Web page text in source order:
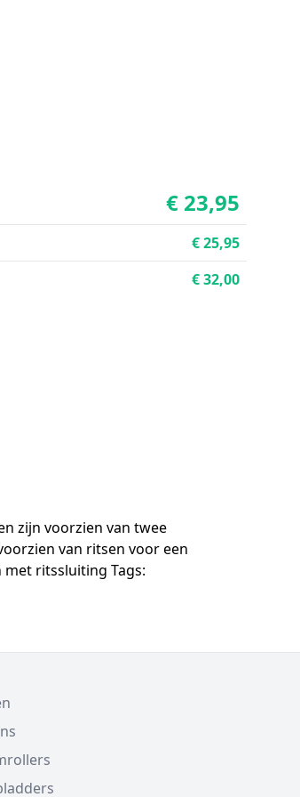
€ 23,95
€ 25,95
€ 32,00
zijn voorzien van twee
van ritsen voor een
ritssluiting Tags: